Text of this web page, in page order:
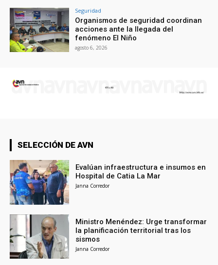
Seguridad
Organismos de seguridad coordinan
acciones ante la llegada del
fenómeno El Niño
agosto 6, 2026
SELECCIÓN DE AVN
Evalúan infraestructura e insumos en
Hospital de Catia La Mar
Janna Corredor
Ministro Menéndez: Urge transformar
la planificación territorial tras los
sismos
Janna Corredor